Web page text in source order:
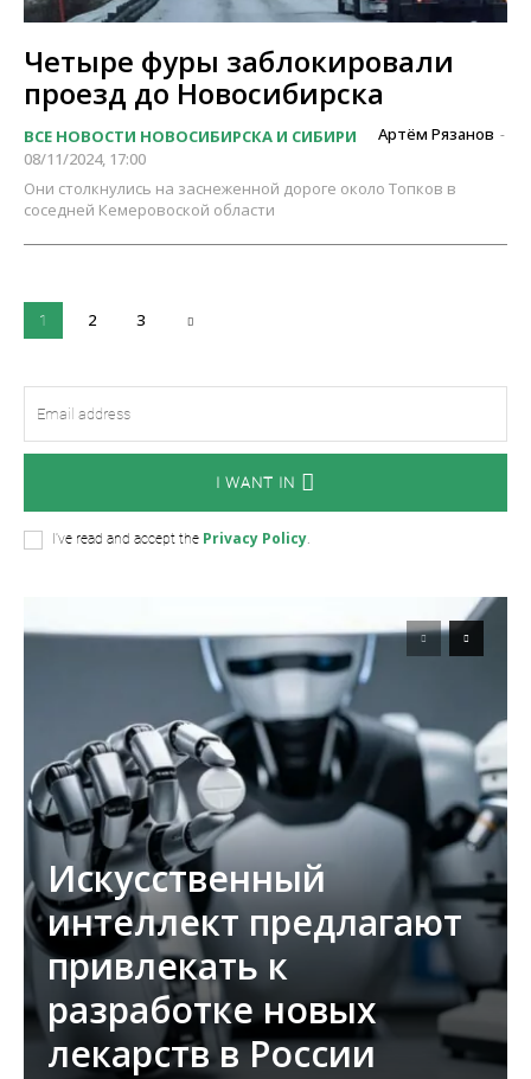
Четыре фуры заблокировали
проезд до Новосибирска
ВСЕ НОВОСТИ НОВОСИБИРСКА И СИБИРИ Артём Рязанов -
08/11/2024, 17:00
Они столкнулись на заснеженной дороге около Топков в
соседней Кемеровоской области
1 2 3
I WANT IN
I've read and accept the Privacy Policy.
Искусственный
интеллект предлагают
привлекать к
разработке новых
лекарств в России